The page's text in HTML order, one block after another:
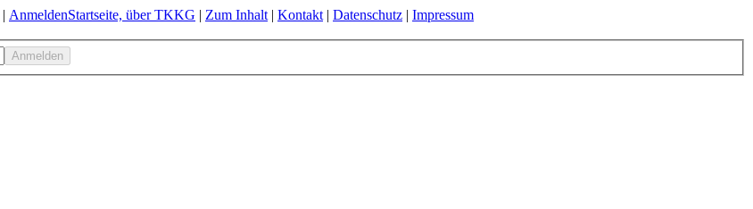
| AnmeldenStartseite, über TKKG | Zum Inhalt | Kontakt | Datenschutz | Impressum